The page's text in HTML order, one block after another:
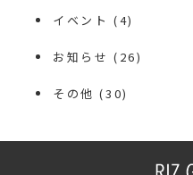
イベント (4)
お知らせ (26)
その他 (30)